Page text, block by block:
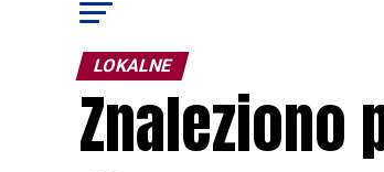
LOKALNE
Znaleziono